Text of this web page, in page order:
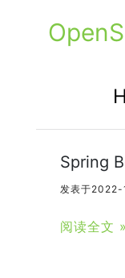
Spring
发表于
阅读全文 »